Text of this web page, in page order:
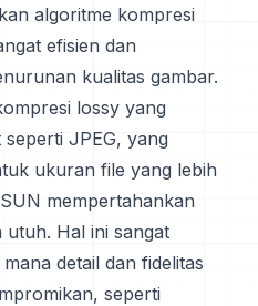
algoritme kompresi
efisien dan
kualitas gambar.
lossy yang
JPEG, yang
ukuran file yang lebih
mempertahankan
utuh. Hal ini sangat
detail dan fidelitas
seperti